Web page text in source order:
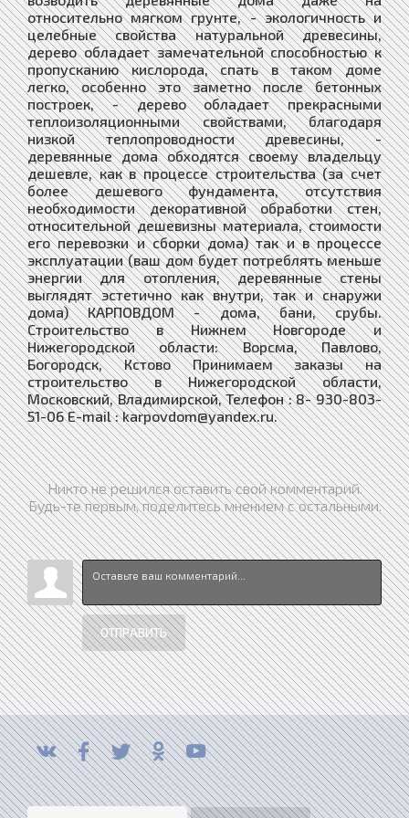
относительно мягком грунте, - экологичность и
целебные свойства натуральной древесины,
дерево обладает замечательной способностью к
пропусканию кислорода, спать в таком доме
легко, особенно это заметно после бетонных
построек, - дерево обладает прекрасными
теплоизоляционными свойствами, благодаря
низкой теплопроводности древесины, -
деревянные дома обходятся своему владельцу
дешевле, как в процессе строительства (за счет
более дешевого фундамента, отсутствия
необходимости декоративной обработки стен,
относительной дешевизны материала, стоимости
его перевозки и сборки дома) так и в процессе
эксплуатации (ваш дом будет потреблять меньше
энергии для отопления, деревянные стены
выглядят эстетично как внутри, так и снаружи
дома) КАРПОВДОМ - дома, бани, срубы.
Строительство в Нижнем Новгороде и
Нижегородской области: Ворсма, Павлово,
Богородск, Кстово Принимаем заказы на
строительство в Нижегородской области,
Московский, Владимирской, Телефон : 8- 930-803-
51-06 E-mail : karpovdom@yandex.ru.
Никто не решился оставить свой комментарий.
Будь-те первым, поделитесь мнением с остальными.
ОТПРАВИТЬ